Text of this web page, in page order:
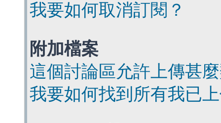
我要如何取消訂閱？
附加檔案
這個討論區允許上傳甚
我要如何找到所有我已